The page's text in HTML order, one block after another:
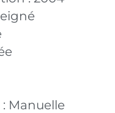
Manuelle